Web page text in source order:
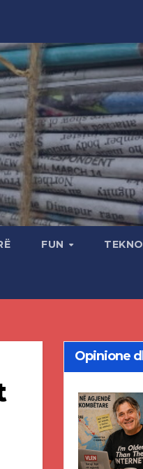
FUN
Opinione